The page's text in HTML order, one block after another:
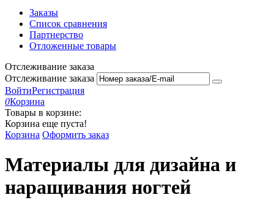
Заказы
Список сравнения
Партнерство
Отложенные товары
Отслеживание заказа
Отслеживание заказа
ВойтиРегистрация
0Корзина
Товары в корзине:
Корзина еще пуста!
Корзина Оформить заказ
Материалы для дизайна и
наращивания ногтей